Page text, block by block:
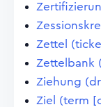
Zettel
Zettelbank
Ziehung
Ziel (term